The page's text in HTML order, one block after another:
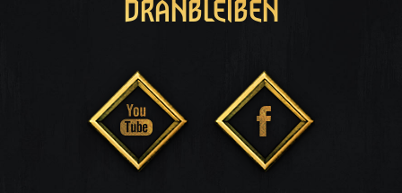
DRANBLEIBEN